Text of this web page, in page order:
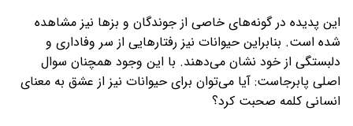
این پدیده در گونه‌های خاصی از جوندگان و بزها نیز مشاهده
شده است. بنابراین حیوانات نیز رفتارهایی از سر وفاداری و
دلبستگی از خود نشان می‌دهند. با این وجود همچنان سوال
اصلی پابرجاست: آیا می‌توان برای حیوانات نیز از عشق به معنای
انسانی کلمه صحبت کرد؟